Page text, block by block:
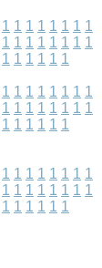
1 1 1 1 1 1 1 1
1 1 1 1 1 1 1 1
1 1 1 1 1 1
1 1 1 1 1 1 1 1
1 1 1 1 1 1 1 1
1 1 1 1 1 1
1 1 1 1 1 1 1 1
1 1 1 1 1 1 1 1
1 1 1 1 1 1